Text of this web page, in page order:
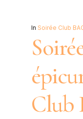
In Soirée Club
Club